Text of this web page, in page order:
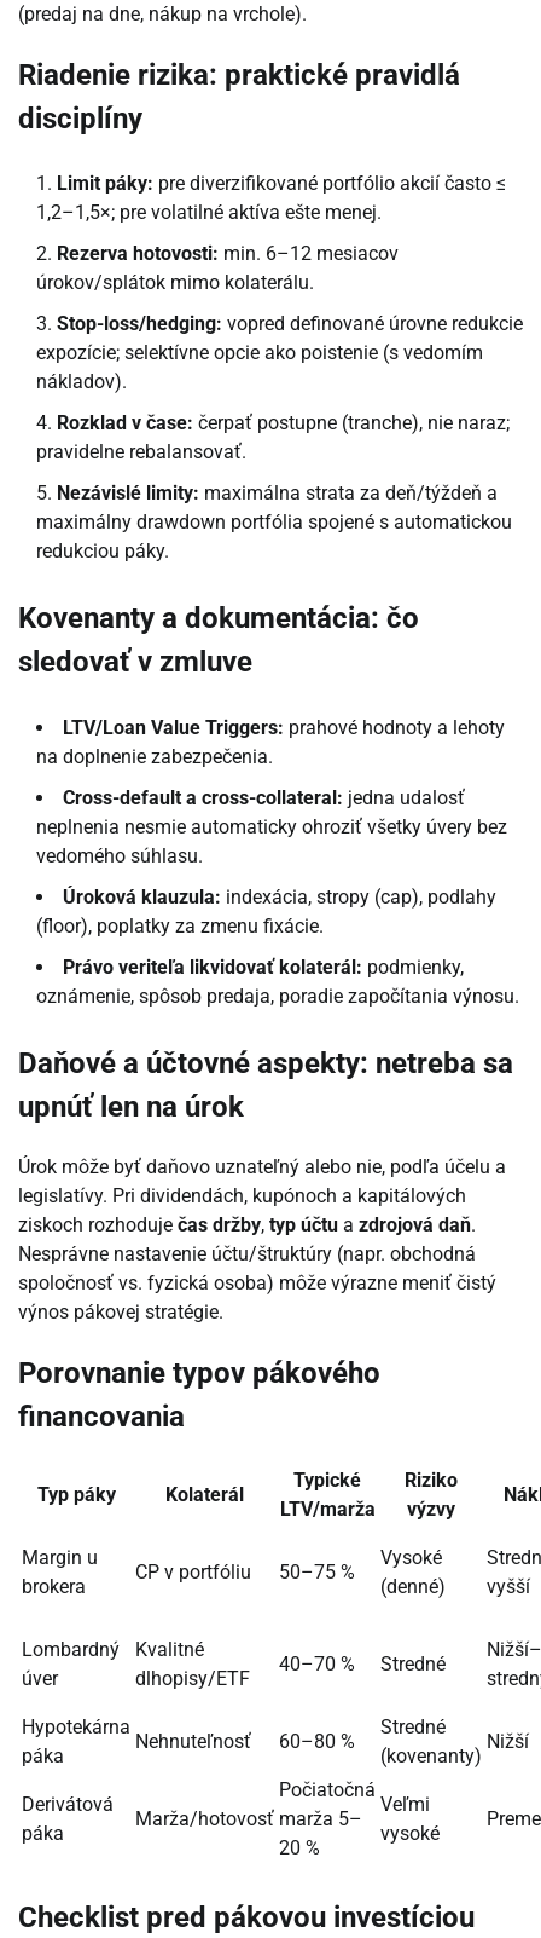
(predaj na dne, nákup na vrchole).
Riadenie rizika: praktické pravidlá
disciplíny
Limit páky: pre diverzifikované portfólio akcií často ≤
1,2–1,5×; pre volatilné aktíva ešte menej.
Rezerva hotovosti: min. 6–12 mesiacov
úrokov/splátok mimo kolaterálu.
Stop-loss/hedging: vopred definované úrovne redukcie
expozície; selektívne opcie ako poistenie (s vedomím
nákladov).
Rozklad v čase: čerpať postupne (tranche), nie naraz;
pravidelne rebalansovať.
Nezávislé limity: maximálna strata za deň/týždeň a
maximálny drawdown portfólia spojené s automatickou
redukciou páky.
Kovenanty a dokumentácia: čo
sledovať v zmluve
LTV/Loan Value Triggers: prahové hodnoty a lehoty
na doplnenie zabezpečenia.
Cross-default a cross-collateral: jedna udalosť
neplnenia nesmie automaticky ohroziť všetky úvery bez
vedomého súhlasu.
Úroková klauzula: indexácia, stropy (cap), podlahy
(floor), poplatky za zmenu fixácie.
Právo veriteľa likvidovať kolaterál: podmienky,
oznámenie, spôsob predaja, poradie započítania výnosu.
Daňové a účtovné aspekty: netreba sa
upnúť len na úrok
Úrok môže byť daňovo uznateľný alebo nie, podľa účelu a
legislatívy. Pri dividendách, kupónoch a kapitálových
ziskoch rozhoduje čas držby, typ účtu a zdrojová daň.
Nesprávne nastavenie účtu/štruktúry (napr. obchodná
spoločnosť vs. fyzická osoba) môže výrazne meniť čistý
výnos pákovej stratégie.
Porovnanie typov pákového
financovania
Typ páky Kolaterál
Typické
LTV/marža
Riziko
výzvy
Margin u
brokera
CP v portfóliu 50–75 %
Vysoké
(denné)
vyšší
Lombardný
úver
Kvalitné
dlhopisy/ETF
40–70 % Stredné
Nižší–
Hypotekárna
páka
Nehnuteľnosť 60–80 %
Stredné
(kovenanty)
Nižší
Derivátová
páka
Marža/hotovosť
Počiatočná
marža 5–
20 %
Veľmi
vysoké
Checklist pred pákovou investíciou